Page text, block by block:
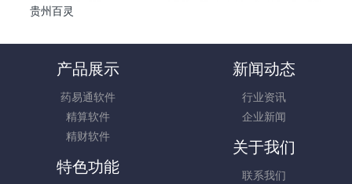
贵州百灵
产品展示
药易通软件
精算软件
精财软件
新闻动态
行业资讯
企业新闻
关于我们
联系我们
特色功能